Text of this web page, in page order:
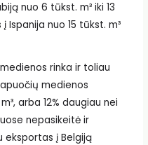
nuo 6 tūkst. m³ iki 13
Ispanija nuo 15 tūkst. m³
rinka ir toliau
medienos
arba 12% daugiau nei
nepasikeitė ir
eksportas į Belgiją